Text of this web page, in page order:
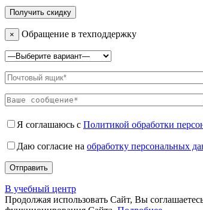
× Обращение в техподдержку
Я соглашаюсь с Политикой обработки
Даю согласие на обработку персональных
В учебный центр
Продолжая использовать Сайт, Вы